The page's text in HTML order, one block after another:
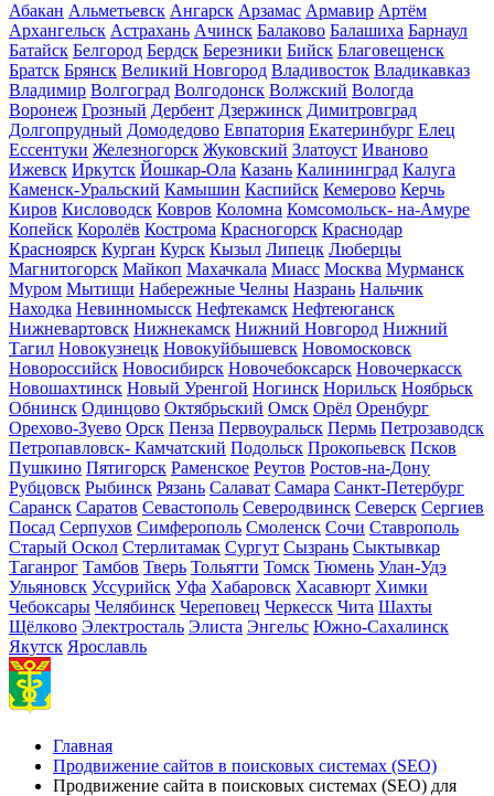
Абакан Альметьевск Ангарск Арзамас Армавир Артём
Архангельск Астрахань Ачинск Балаково Балашиха Барнаул
Батайск Белгород Бердск Березники Бийск Благовещенск
Братск Брянск Великий Новгород Владивосток Владикавказ
Владимир Волгоград Волгодонск Волжский Вологда
Воронеж Грозный Дербент Дзержинск Димитровград
Долгопрудный Домодедово Евпатория Екатеринбург Елец
Ессентуки Железногорск Жуковский Златоуст Иваново
Ижевск Иркутск Йошкар-Ола Казань Калининград Калуга
Каменск-Уральский Камышин Каспийск Кемерово Керчь
Киров Кисловодск Ковров Коломна Комсомольск- на-Амуре
Копейск Королёв Кострома Красногорск Краснодар
Красноярск Курган Курск Кызыл Липецк Люберцы
Магнитогорск Майкоп Махачкала Миасс Москва Мурманск
Муром Мытищи Набережные Челны Назрань Нальчик
Находка Невинномысск Нефтекамск Нефтеюганск
Нижневартовск Нижнекамск Нижний Новгород Нижний
Тагил Новокузнецк Новокуйбышевск Новомосковск
Новороссийск Новосибирск Новочебоксарск Новочеркасск
Новошахтинск Новый Уренгой Ногинск Норильск Ноябрьск
Обнинск Одинцово Октябрьский Омск Орёл Оренбург
Орехово-Зуево Орск Пенза Первоуральск Пермь Петрозаводск
Петропавловск- Камчатский Подольск Прокопьевск Псков
Пушкино Пятигорск Раменское Реутов Ростов-на-Дону
Рубцовск Рыбинск Рязань Салават Самара Санкт-Петербург
Саранск Саратов Севастополь Северодвинск Северск Сергиев
Посад Серпухов Симферополь Смоленск Сочи Ставрополь
Старый Оскол Стерлитамак Сургут Сызрань Сыктывкар
Таганрог Тамбов Тверь Тольятти Томск Тюмень Улан-Удэ
Ульяновск Уссурийск Уфа Хабаровск Хасавюрт Химки
Чебоксары Челябинск Череповец Черкесск Чита Шахты
Щёлково Электросталь Элиста Энгельс Южно-Сахалинск
Якутск Ярославль
Главная
Продвижение сайтов в поисковых системах (SEO)
Продвижение сайта в поисковых системах (SEO) для